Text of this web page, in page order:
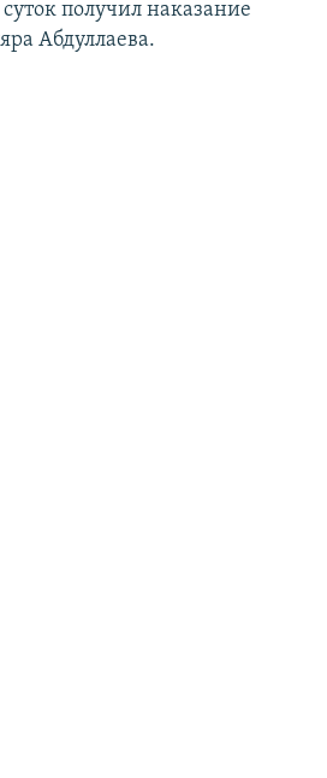
получил наказание
Абдуллаева.